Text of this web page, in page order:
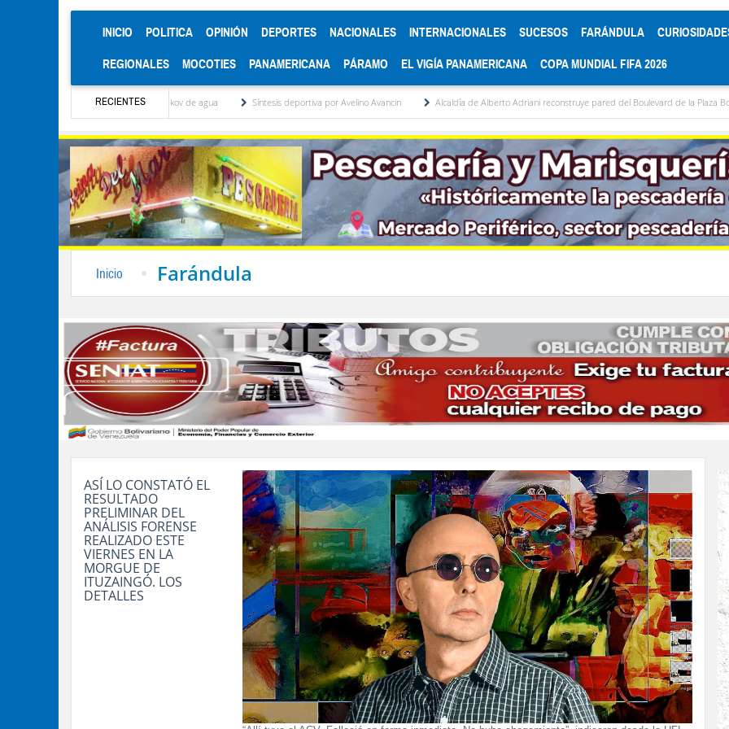
INICIO (CURRENT)
POLITICA OPINIÓN DEPORTES NACIONALES INTERNACIONALES SUCESOS FARÁNDULA
REGIONALES MOCOTIES PANAMERICANA PÁRAMO EL VIGÍA PANAMERICANA COPA MUNDIAL FIFA 2026
RECIENTES
del detector Cherenkov de agua Síntesis deportiva por Avelino Avancin Alcaldía de Alberto Adriani reconstruye pared del Boulevard de la Plaza Bolívar tras daños por
Inicio Farándula
ASÍ LO CONSTATÓ EL
RESULTADO
PRELIMINAR DEL
ANÁLISIS FORENSE
REALIZADO ESTE
VIERNES EN LA
MORGUE DE
ITUZAINGÓ. LOS
DETALLES